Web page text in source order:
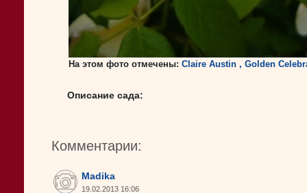
На этом фото отмечены: Claire Austin , Golden
Описание сада:
Комментарии:
Madika
19.02.2013 16:06